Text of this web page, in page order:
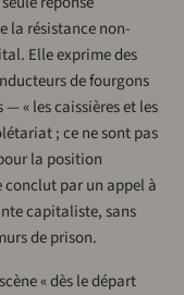
la résistance non-
Elle exprime des
de fourgons
« les caissières et les
; ce ne sont pas
la position
par un appel à
capitaliste, sans
de prison.
« dès le départ